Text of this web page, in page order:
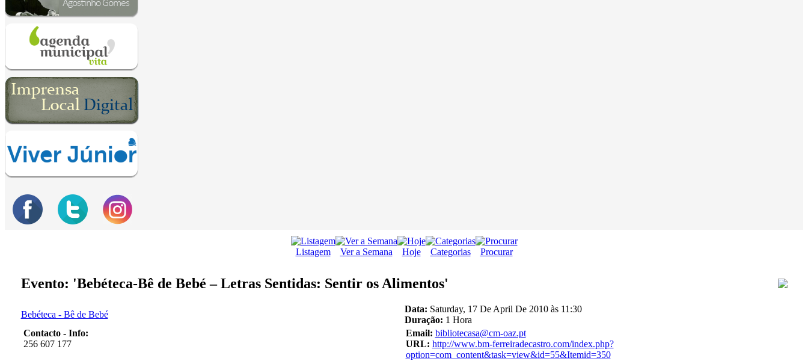
Listagem Ver a Semana Hoje Categorias Procurar
Evento: 'Bebéteca-Bê de Bebé – Letras Sentidas: Sentir os Alimentos'
Bebéteca - Bê de Bebé
Data: Saturday, 17 De April De 2010 às 11:30
Duração: 1 Hora
Contacto - Info:
256 607 177
Email: bibliotecasa@cm-oaz.pt
URL: http://www.bm-ferreiradecastro.com/index.php?
option=com_content&task=view&id=55&Itemid=350